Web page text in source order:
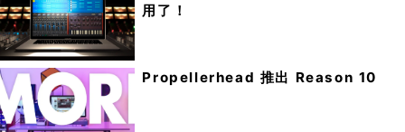
用了！
Propellerhead 推出 Reason 10